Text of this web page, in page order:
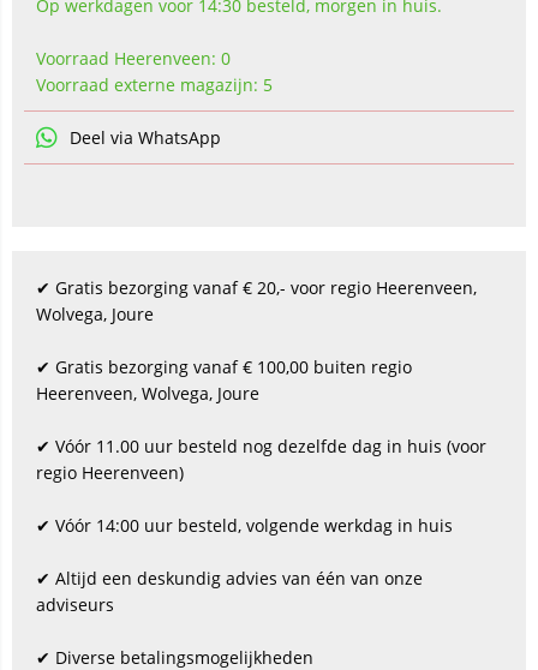
Op werkdagen voor 14:30 besteld, morgen in huis.
Voorraad Heerenveen: 0
Voorraad externe magazijn: 5
Deel via WhatsApp
✔ Gratis bezorging vanaf € 20,- voor regio Heerenveen,
Wolvega, Joure
✔ Gratis bezorging vanaf € 100,00 buiten regio
Heerenveen, Wolvega, Joure
✔ Vóór 11.00 uur besteld nog dezelfde dag in huis (voor
regio Heerenveen)
✔ Vóór 14:00 uur besteld, volgende werkdag in huis
✔ Altijd een deskundig advies van één van onze
adviseurs
✔ Diverse betalingsmogelijkheden